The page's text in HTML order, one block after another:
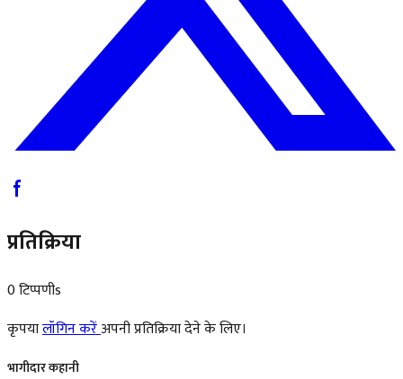
प्रतिक्रिया
0 टिप्पणीs
कृपयालॉगिन करेंअपनी प्रतिक्रिया देने के लिए।
भागीदार कहानी